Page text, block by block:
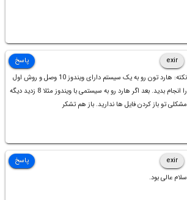
exir
نکته: هارد تون رو به یک سیستم دارای ویندوز 10 وصل و روش اول
را انجام بدید. بعد اگر هارد رو به سیستمی با ویندوز مثلا 8 زدید دیگه
مشکلی تو باز کردن فایل ها ندارید. باز هم تشکر
پاسخ
exir
سلام عالی بود.
پاسخ